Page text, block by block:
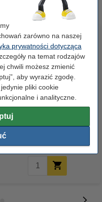
zarówno na naszej
prywatności dotycząca
na temat rodzajów
chwili możesz zmienić
aby wyrazić zgodę.
pliki cookie
i analityczne.
Koszulki na dokumenty A4, 30